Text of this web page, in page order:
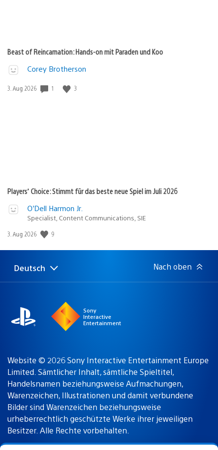
Beast of Reincarnation: Hands-on mit Paraden und Koo
Corey Brotherson
Veröffentlichungsdatum:
3. Aug 2026 1 3
Players’ Choice: Stimmt für das beste neue Spiel im Juli 2026
O’Dell Harmon Jr.
Specialist, Content Communications, SIE
Veröffentlichungsdatum:
3. Aug 2026 9
Select
Aktuelle
Deutsch Nach oben
Sony
Interactive
Entertainment
Website © 2026 Sony Interactive Entertainment Europe
Limited. Sämtlicher Inhalt, sämtliche Spieltitel,
Handelsnamen beziehungsweise Aufmachungen,
Warenzeichen, Illustrationen und damit verbundene
Bilder sind Warenzeichen beziehungsweise
urheberrechtlich geschützte Werke ihrer jeweiligen
Besitzer. Alle Rechte vorbehalten.